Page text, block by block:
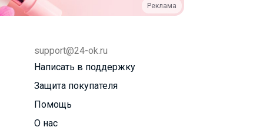
Реклама
support@24-ok.ru
Написать в поддержку
Защита покупателя
Помощь
О нас